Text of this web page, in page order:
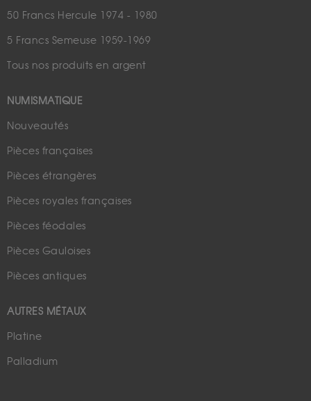
50 Francs Hercule 1974 - 1980
5 Francs Semeuse 1959-1969
Tous nos produits en argent
NUMISMATIQUE
Nouveautés
Pièces françaises
Pièces étrangères
Pièces royales françaises
Pièces féodales
Pièces Gauloises
Pièces antiques
AUTRES MÉTAUX
Platine
Palladium